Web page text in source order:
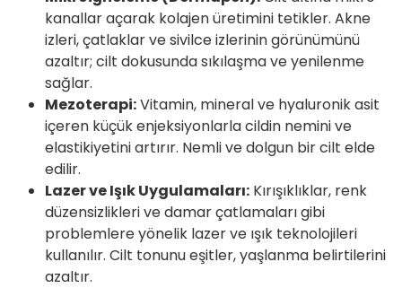
kanallar açarak kolajen üretimini tetikler. Akne
izleri, çatlaklar ve sivilce izlerinin görünümünü
azaltır; cilt dokusunda sıkılaşma ve yenilenme
sağlar.
Mezoterapi:Vitamin, mineral ve hyaluronik asit
içeren küçük enjeksiyonlarla cildin nemini ve
elastikiyetini artırır. Nemli ve dolgun bir cilt elde
edilir.
Lazer ve Işık Uygulamaları: Kırışıklıklar, renk
düzensizlikleri ve damar çatlamaları gibi
problemlere yönelik lazer ve ışık teknolojileri
kullanılır. Cilt tonunu eşitler, yaşlanma belirtilerini
azaltır.